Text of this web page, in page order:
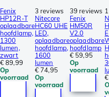
Fenix
HP12R-T
oplaadbare
hoofdlamp,
1300
lumen,
zwart
€ 89,99
Op
voorraad
3 reviews
Nitecore
HC60 UHE
LED,
oplaadbare
hoofdlamp,
1600
lumen
€ 74,95
Op
voorraad
39 reviews
Fenix
HM50R
V2.0
oplaadbare
hoofdlamp
€ 59,95
Op
voorraad